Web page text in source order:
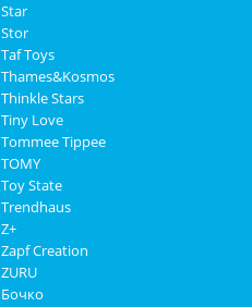
Star
Stor
Taf Toys
Thames&Kosmos
Thinkle Stars
Tiny Love
Tommee Tippee
TOMY
Toy State
Trendhaus
Z+
Zapf Creation
ZURU
Бочко